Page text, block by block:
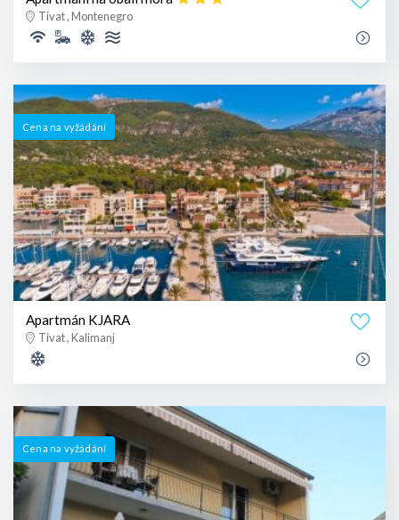
Tivat , Montenegro
Cena na vyžádání
Apartmán KJARA
Tivat , Kalimanj
Cena na vyžádání